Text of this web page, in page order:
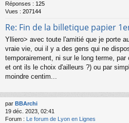
Réponses : 125
Vues : 207144
Re: Fin de la billetique papier
Ylliero> avec toute l'amitié que je porte
vraie vie, oui il y a des gens qui ne
temporairement, ni sur le long terme,
et ont ils le choix d'ailleurs ?) ou par
moindre centim...
par BBArchi
19 déc. 2023, 02:41
Forum :
Le forum de Lyon en Lignes